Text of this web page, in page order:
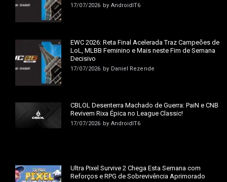
17/07/2026 by AndroidIT6
EWC 2026: Reta Final Acelerada Traz Campeões de
LoL, MLBB Feminino e Mais neste Fim de Semana
Decisivo
17/07/2026 by Daniel Rezende
CBLOL Desenterra Machado de Guerra: PaiN e CNB
Revivem Rixa Épica no League Classic!
17/07/2026 by AndroidIT6
Ultra Pixel Survive 2 Chega Esta Semana com
Reforços e RPG de Sobrevivência Aprimorado